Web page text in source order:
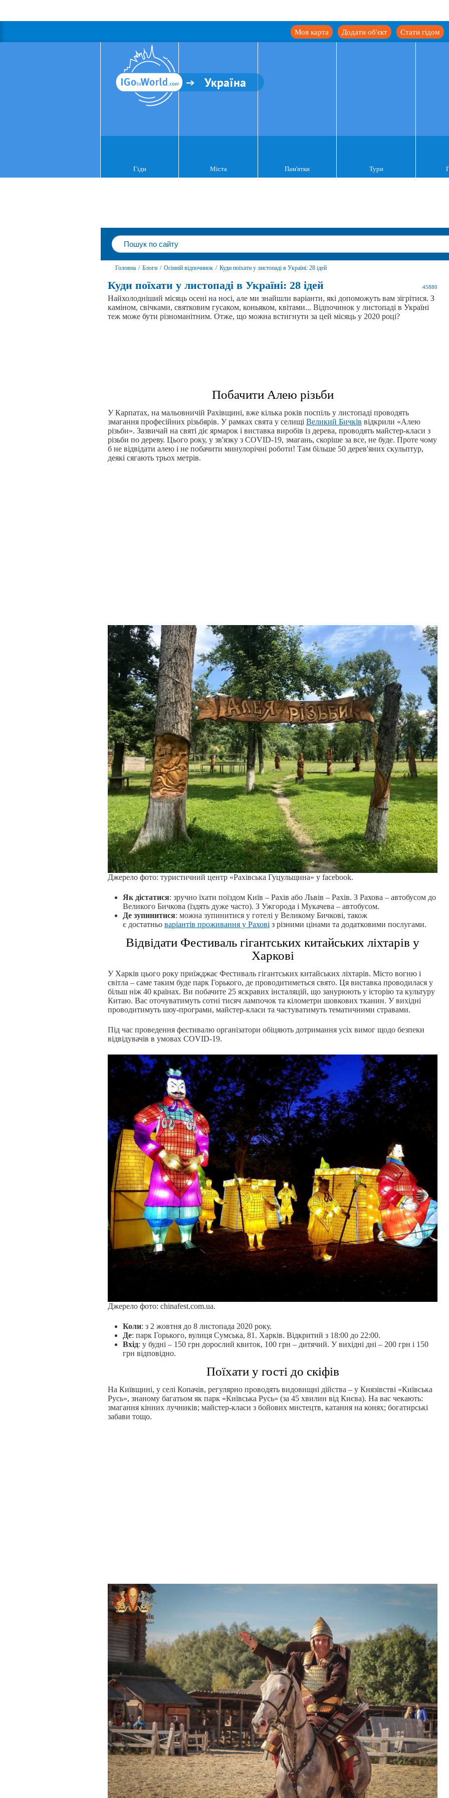
Стати гідом
Додати об'єкт
Моя карта
Україна
Гіди Міста Пам'ятки Тури
Головна / Блоги / Осінній відпочинок / Куди поїхати у листопаді в Україні: 28 ідей
Куди поїхати у листопаді в Україні: 28 ідей 45880
Найхолодніший місяць осені на носі, але ми знайшли варіанти, які допоможуть вам зігрітися. З
каміном, свічками, святковим гусаком, коньяком, квітами... Відпочинок у листопаді в Україні
теж може бути різноманітним. Отже, що можна встигнути за цей місяць у 2020 році?
Побачити Алею різьби
У Карпатах, на мальовничій Рахівщині, вже кілька років поспіль у листопаді проводять
змагання професійних різьбярів. У рамках свята у селищі Великий Бичків відкрили «Алею
різьби». Зазвичай на святі діє ярмарок і виставка виробів із дерева, проводять майстер-класи з
різьби по дереву. Цього року, у зв'язку з COVID-19, змагань, скоріше за все, не буде. Проте чому
б не відвідати алею і не побачити минулорічні роботи! Там більше 50 дерев'яних скульптур,
деякі сягають трьох метрів.
Джерело фото: туристичний центр «Рахівська Гуцульщина» у facebook.
Як дістатися: зручно їхати поїздом Київ – Рахів або Львів – Рахів. З Рахова – автобусом до
Великого Бичкова (їздять дуже часто). З Ужгорода і Мукачева – автобусом.
Де зупинитися: можна зупинитися у готелі у Великому Бичкові, також
є достатньо варіантів проживання у Рахові з різними цінами та додатковими послугами.
Відвідати Фестиваль гігантських китайських ліхтарів у
Харкові
У Харків цього року приїжджає Фестиваль гігантських китайських ліхтарів. Місто вогню і
світла – саме таким буде парк Горького, де проводитиметься свято. Ця виставка проводилася у
більш ніж 40 країнах. Ви побачите 25 яскравих інсталяцій, що занурюють у історію та культуру
Китаю. Вас оточуватимуть сотні тисяч лампочок та кілометри шовкових тканин. У вихідні
проводитимуть шоу-програми, майстер-класи та частуватимуть тематичними стравами.
Під час проведення фестивалю організатори обіцяють дотримання усіх вимог щодо безпеки
відвідувачів в умовах COVID-19.
Джерело фото: chinafest.com.ua.
Коли: з 2 жовтня до 8 листопада 2020 року.
Де: парк Горького, вулиця Сумська, 81. Харків. Відкритий з 18:00 до 22:00.
Вхід: у будні – 150 грн дорослий квиток, 100 грн – дитячий. У вихідні дні – 200 грн і 150
грн відповідно.
Поїхати у гості до скіфів
На Київщині, у селі Копачів, регулярно проводять видовищні дійства – у Князівстві «Київська
Русь», знаному багатьом як парк «Київська Русь» (за 45 хвилин від Києва). На вас чекають:
змагання кінних лучників; майстер-класи з бойових мистецтв, катання на конях; богатирські
забави тощо.